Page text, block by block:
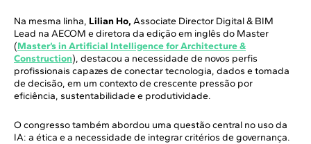
Na mesma linha, Lilian Ho, Associate Director Digital & BIM
Lead na AECOM e diretora da edição em inglês do Master
(Master’s in Artificial Intelligence for Architecture &
Construction), destacou a necessidade de novos perfis
profissionais capazes de conectar tecnologia, dados e tomada
de decisão, em um contexto de crescente pressão por
eficiência, sustentabilidade e produtividade.
O congresso também abordou uma questão central no uso da
IA: a ética e a necessidade de integrar critérios de governança.